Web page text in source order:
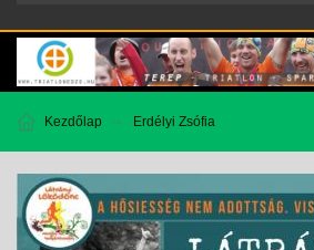
Kezdőlap Erdélyi Zsófia